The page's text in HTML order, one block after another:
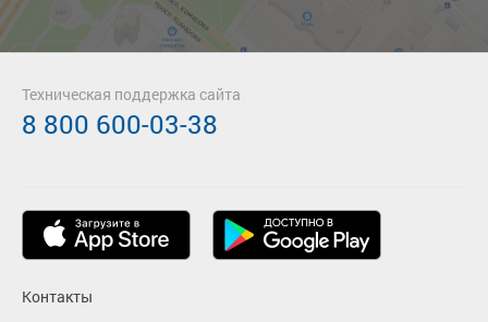
Контакты
Техническая поддержка сайта
8 800 600-03-38